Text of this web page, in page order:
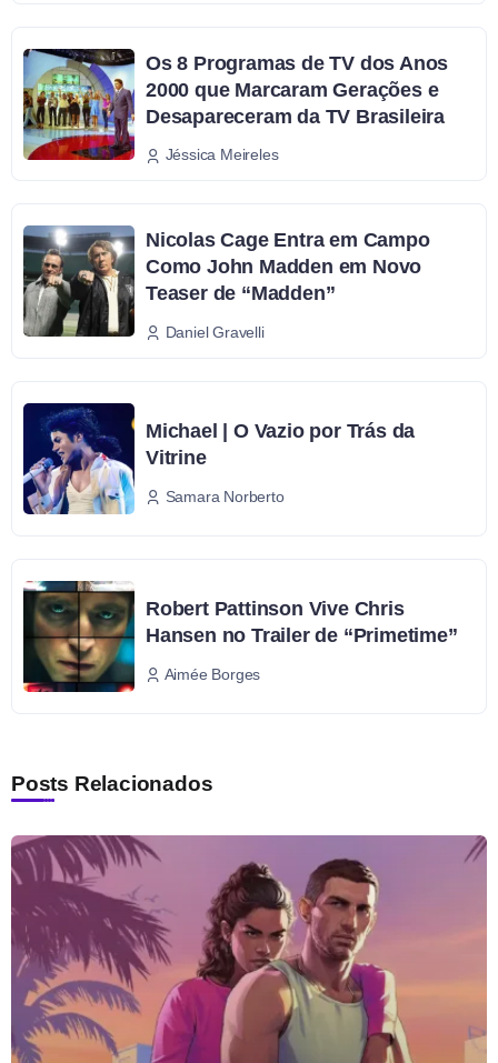
Os 8 Programas de TV dos Anos
2000 que Marcaram Gerações e
Desapareceram da TV Brasileira
Jéssica Meireles
Nicolas Cage Entra em Campo
Como John Madden em Novo
Teaser de “Madden”
Daniel Gravelli
Michael | O Vazio por Trás da
Vitrine
Samara Norberto
Robert Pattinson Vive Chris
Hansen no Trailer de “Primetime”
Aimée Borges
Posts Relacionados